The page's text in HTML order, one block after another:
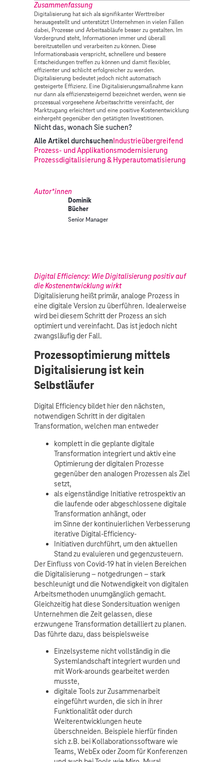
Zusammenfassung
Digitalisierung hat sich als signifikanter Werttreiber
herausgestellt und unterstützt Unternehmen in vielen Fällen
dabei, Prozesse und Arbeitsabläufe besser zu gestalten. Im
Vordergrund steht, Informationen immer und überall
bereitzustellen und verarbeiten zu können. Diese
Informationsbasis verspricht, schnellere und bessere
Entscheidungen treffen zu können und damit flexibler,
effizienter und schlicht erfolgreicher zu werden.
Digitalisierung bedeutet jedoch nicht automatisch
gesteigerte Effizienz. Eine Digitalisierungsmaßnahme kann
nur dann als effizienzsteigernd bezeichnet werden, wenn sie
prozessual vorgesehene Arbeitsschritte vereinfacht, der
Marktzugang erleichtert und eine positive Kostenentwicklung
einhergeht gegenüber den getätigten Investitionen.
Nicht das, wonach Sie suchen?
Alle Artikel durchsuchenIndustrieübergreifend
Prozess- und Applikationsmodernisierung
Prozessdigitalisierung & Hyperautomatisierung
Autor*innen
Dominik
Bücher
Senior Manager
Digital Efficiency: Wie Digitalisierung positiv auf
die Kostenentwicklung wirkt
Digitalisierung heißt primär, analoge Prozess in
eine digitale Version zu überführen. Idealerweise
wird bei diesem Schritt der Prozess an sich
optimiert und vereinfacht. Das ist jedoch nicht
zwangsläufig der Fall.
Prozessoptimierung mittels
Digitalisierung ist kein
Selbstläufer
Digital Efficiency bildet hier den nächsten,
notwendigen Schritt in der digitalen
Transformation, welchen man entweder
komplett in die geplante digitale
Transformation integriert und aktiv eine
Optimierung der digitalen Prozesse
gegenüber den analogen Prozessen als Ziel
setzt,
als eigenständige Initiative retrospektiv an
die laufende oder abgeschlossene digitale
Transformation anhängt, oder
im Sinne der kontinuierlichen Verbesserung
iterative Digital-Efficiency-
Initiativen durchführt, um den aktuellen
Stand zu evaluieren und gegenzusteuern.
Der Einfluss von Covid-19 hat in vielen Bereichen
die Digitalisierung – notgedrungen – stark
beschleunigt und die Notwendigkeit von digitalen
Arbeitsmethoden unumgänglich gemacht.
Gleichzeitig hat diese Sondersituation wenigen
Unternehmen die Zeit gelassen, diese
erzwungene Transformation detailliert zu planen.
Das führte dazu, dass beispielsweise
Einzelsysteme nicht vollständig in die
Systemlandschaft integriert wurden und
mit Work-arounds gearbeitet werden
musste,
digitale Tools zur Zusammenarbeit
eingeführt wurden, die sich in ihrer
Funktionalität oder durch
Weiterentwicklungen heute
überschneiden. Beispiele hierfür finden
sich z.B. bei Kollaborationssoftware wie
Teams, WebEx oder Zoom für Konferenzen